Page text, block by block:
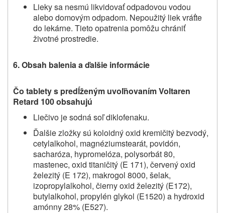
Lieky sa nesmú likvidovať odpadovou vodou
alebo domovým odpadom. Nepoužitý liek vráťte
do lekárne. Tieto opatrenia pomôžu chrániť
životné prostredie.
6.Obsah balenia a ďalšie informácie
Čo tablety s predĺženým uvoľňovaním Voltaren
Retard 100 obsahujú
Liečivo je sodná soľ diklofenaku.
Ďalšie zložky sú koloidný oxid kremičitý bezvodý,
cetylalkohol, magnéziumstearát, povidón,
sacharóza, hypromelóza, polysorbát 80,
mastenec, oxid titaničitý (E 171), červený oxid
železitý (E 172), makrogol 8000, šelak,
izopropylalkohol, čierny oxid železitý (E172),
butylalkohol, propylén glykol (E1520) a hydroxid
amónny 28% (E527).